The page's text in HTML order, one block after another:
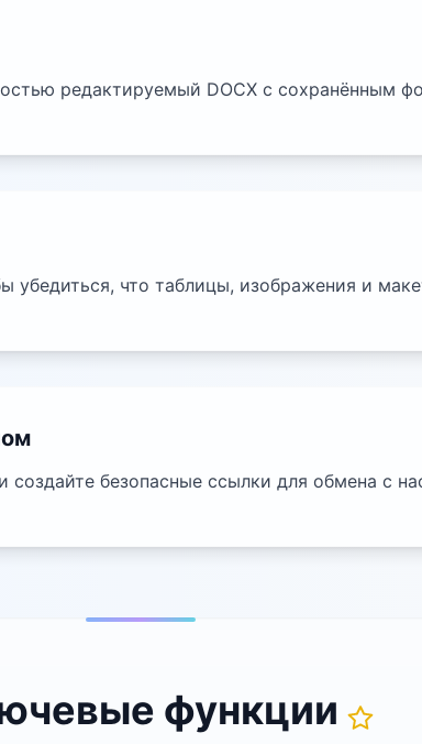
редактируемый DOCX с сохранённым
убедиться, что таблицы, изображения и
безопасные ссылки для обмена с
функции